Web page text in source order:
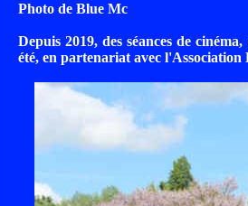
Photo de Blue Mc
Depuis 2019, des séances de
été, en partenariat avec l'Association